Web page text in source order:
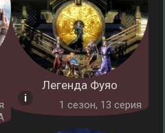
Легенда Фуяо
1 cезон, 13 серия